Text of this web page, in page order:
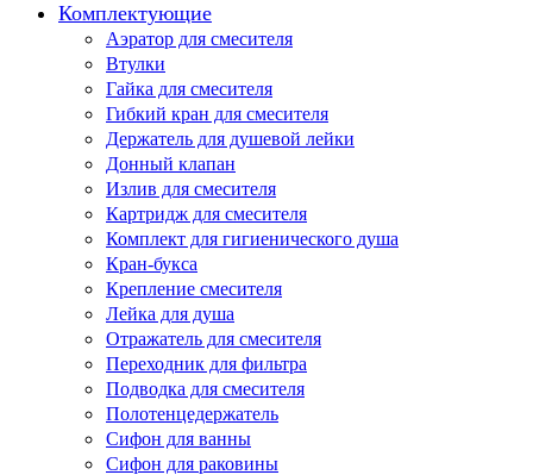
Комплектующие
Аэратор для смесителя
Втулки
Гайка для смесителя
Гибкий кран для смесителя
Держатель для душевой лейки
Донный клапан
Излив для смесителя
Картридж для смесителя
Комплект для гигиенического душа
Кран-букса
Крепление смесителя
Лейка для душа
Отражатель для смесителя
Переходник для фильтра
Подводка для смесителя
Полотенцедержатель
Сифон для ванны
Сифон для раковины